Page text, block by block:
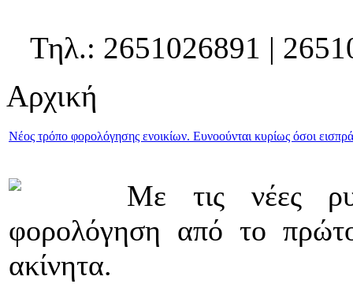
Τηλ.: 2651026891 |
Αρχική
Νέος τρόπο φορολόγησης ενοικίων. Ευνοούνται κυρίως όσοι
Με τις νέες
φορολόγηση από το
ακίνητα.